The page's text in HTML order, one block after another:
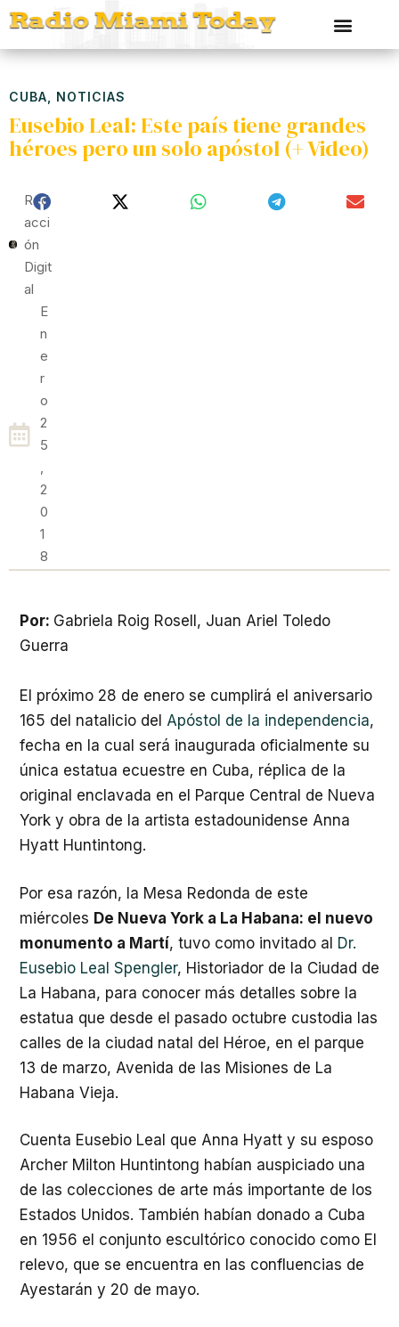
CUBA NOTICIAS
Eusebio Leal: Este país tiene grandes
héroes pero un solo apóstol (+ Video)
Red
Acci
Ón
Digit
Al
E
N
E
R
O
2
5
,
2
0
1
8
Por: Gabriela Roig Rosell , Juan Ariel Toledo
Guerra
El próximo 28 de enero se cumplirá el aniversario
165 del natalicio del Apóstol de la independencia,
fecha en la cual será inaugurada oficialmente su
única estatua ecuestre en Cuba, réplica de la
original enclavada en el Parque Central de Nueva
York y obra de la artista estadounidense Anna
Hyatt Huntintong.
Por esa razón, la Mesa Redonda de este
miércoles De Nueva York a La Habana: el nuevo
monumento a Martí, tuvo como invitado al Dr.
Eusebio Leal Spengler, Historiador de la Ciudad de
La Habana, para conocer más detalles sobre la
estatua que desde el pasado octubre custodia las
calles de la ciudad natal del Héroe, en el parque
13 de marzo, Avenida de las Misiones de La
Habana Vieja.
Cuenta Eusebio Leal que Anna Hyatt y su esposo
Archer Milton Huntintong habían auspiciado una
de las colecciones de arte más importante de los
Estados Unidos. También habían donado a Cuba
en 1956 el conjunto escultórico conocido como El
relevo, que se encuentra en las confluencias de
Ayestarán y 20 de mayo.